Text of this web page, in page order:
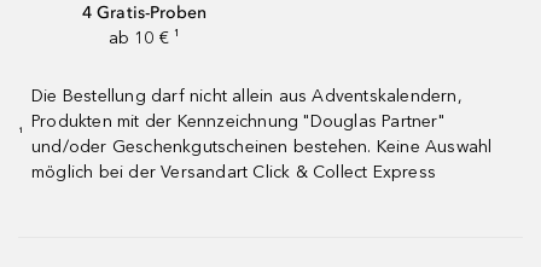
4 Gratis-Proben
ab 10 € ¹
¹
Die Bestellung darf nicht allein aus Adventskalendern,
Produkten mit der Kennzeichnung "Douglas Partner"
und/oder Geschenkgutscheinen bestehen. Keine Auswahl
möglich bei der Versandart Click & Collect Express